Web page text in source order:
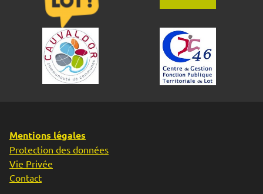
Mentions légales
Protection des données
Vie Privée
Contact